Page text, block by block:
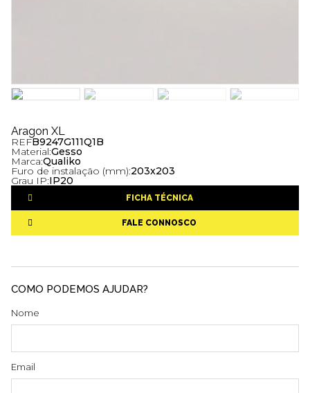
Aragon XL
REFB9247G111Q1B
Material:Gesso
Marca:Qualiko
Furo de instalação (mm):203x203
Grau IP:IP20
FICHA TÉCNICA
FALE CONNOSCO
COMO PODEMOS AJUDAR?
Nome
Email